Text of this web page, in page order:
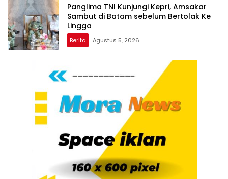
Panglima TNI Kunjungi Kepri, Amsakar
Sambut di Batam sebelum Bertolak Ke
Lingga
Berita Agustus 5, 2026